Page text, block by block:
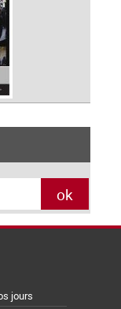
jours